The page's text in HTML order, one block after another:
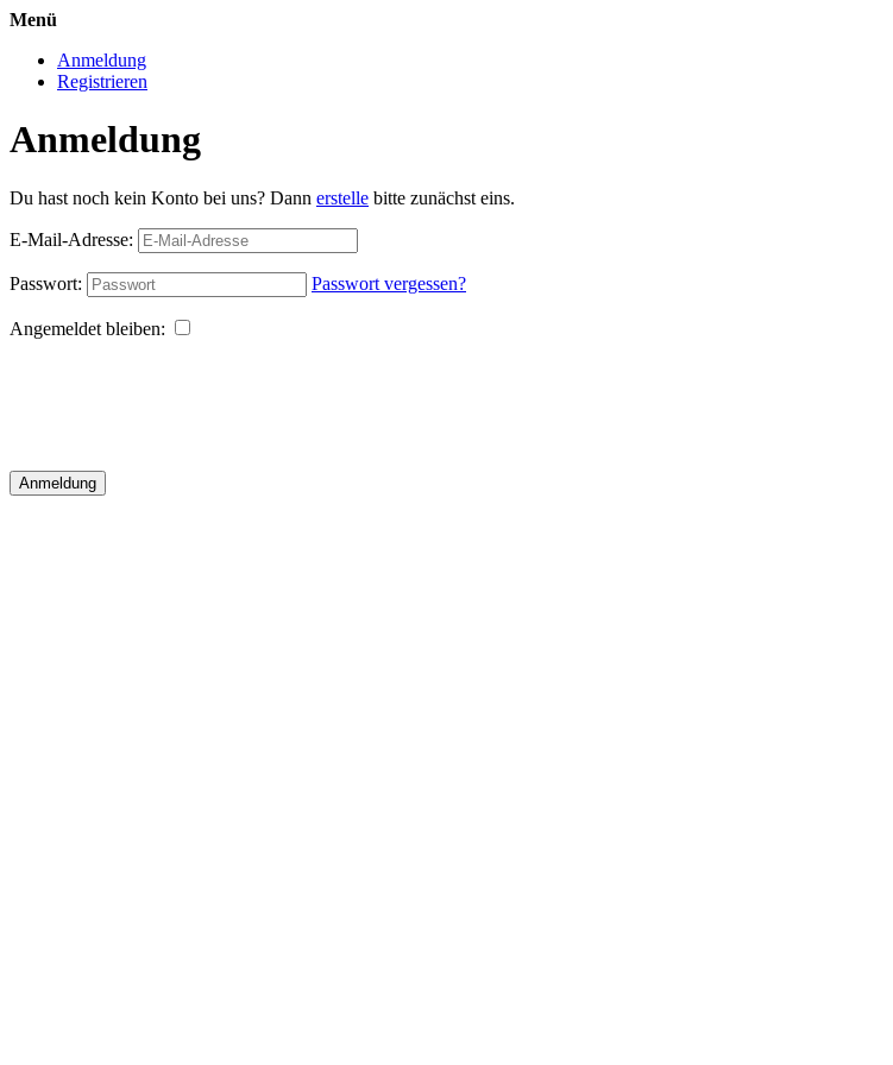
Menü
Anmeldung
Registrieren
Anmeldung
Du hast noch kein Konto bei uns? Dann erstelle bitte zunächst eins.
E-Mail-Adresse:
Passwort: Passwort vergessen?
Angemeldet bleiben:
Anmeldung